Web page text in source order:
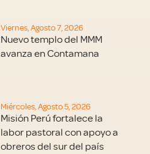
Viernes, Agosto 7, 2026
Nuevo templo del MMM
avanza en Contamana
Miércoles, Agosto 5, 2026
Misión Perú fortalece la
labor pastoral con apoyo a
obreros del sur del país